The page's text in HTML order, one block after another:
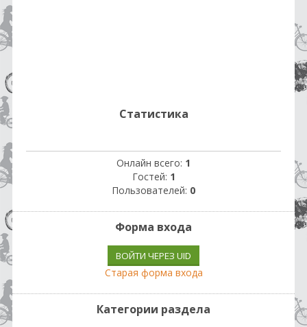
Статистика
Онлайн всего: 1
Гостей: 1
Пользователей: 0
Форма входа
ВОЙТИ ЧЕРЕЗ UID
Старая форма входа
Категории раздела